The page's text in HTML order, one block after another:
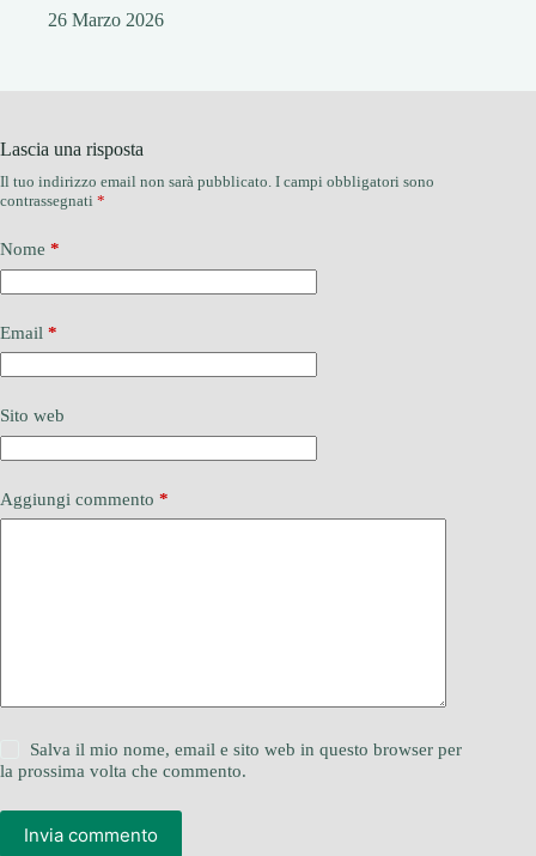
26 Marzo 2026
Lascia una risposta
Il tuo indirizzo email non sarà pubblicato. I campi obbligatori sono
contrassegnati *
Nome *
Email *
Sito web
Aggiungi commento *
Salva il mio nome, email e sito web in questo browser per
la prossima volta che commento.
Invia commento